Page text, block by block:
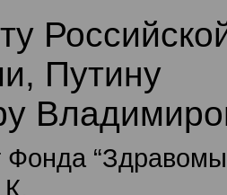
Путину
Фонда